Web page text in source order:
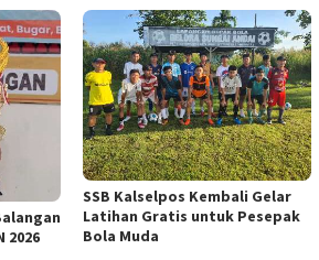
2026
SSB Kalselpos Kembali Gelar
Latihan Gratis untuk Pesepak
Bola Muda